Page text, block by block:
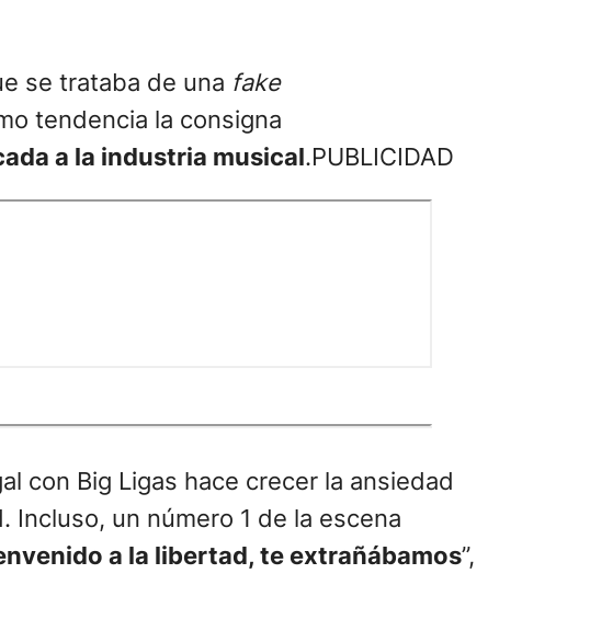
se trataba de una fake
tendencia la consigna
a la industria musical.PUBLICIDAD
con Big Ligas hace crecer la ansiedad
un número 1 de la escena
a la libertad, te extrañábamos”,